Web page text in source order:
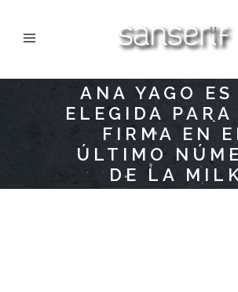
ANA YAGO
ELEGIDA PARA
FIRMA EN
ÚLTIMO
DE LA